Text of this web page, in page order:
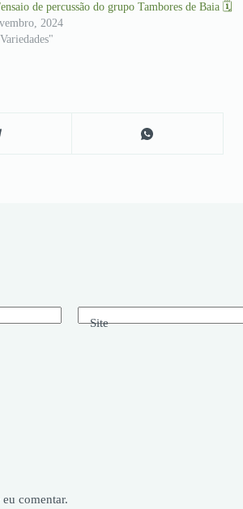
de percussão do grupo Tambores de Baia 🗓
2024
Site
comentar.